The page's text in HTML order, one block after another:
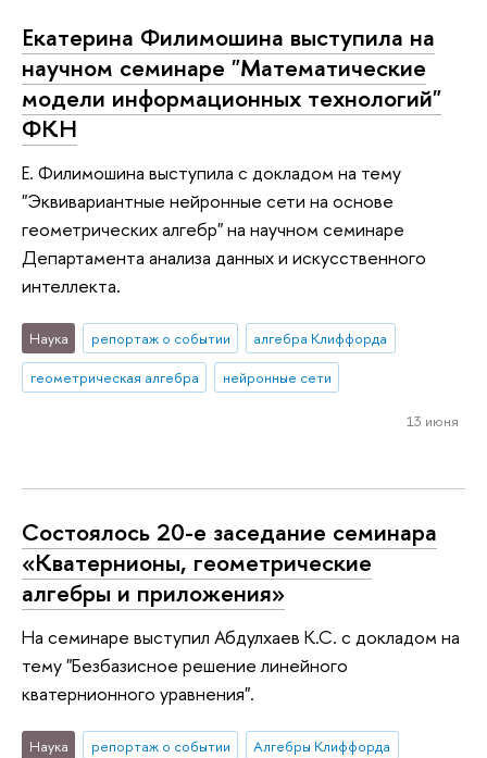
Екатерина Филимошина выступила на
научном семинаре "Математические
модели информационных технологий"
ФКН
Е. Филимошина выступила с докладом на тему
"Эквивариантные нейронные сети на основе
геометрических алгебр" на научном семинаре
Департамента анализа данных и искусственного
интеллекта.
Наука репортаж о событии
алгебра Клиффорда
геометрическая алгебра
нейронные сети
13 июня
Состоялось 20-е заседание семинара
«Кватернионы, геометрические
алгебры и приложения»
На семинаре выступил Абдулхаев К.С. с докладом на
тему "Безбазисное решение линейного
кватернионного уравнения".
Наука репортаж о событии
Алгебры Клиффорда